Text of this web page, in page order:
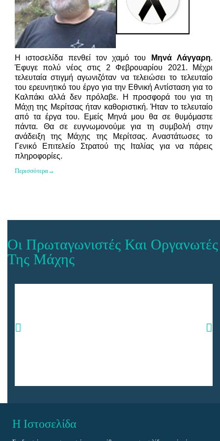
Η ιστοσελίδα πενθεί τον χαμό του Μηνά Λάγγαρη.
Έφυγε πολύ νέος στις 2 Φεβρουαρίου 2021. Μέχρι
τελευταία στιγμή αγωνιζόταν να τελειώσει το τελευταίο
του ερευνητικό του έργο για την Εθνική Αντίσταση για το
Καλπάκι αλλά δεν πρόλαβε. Η προσφορά του για τη
Μάχη της Μερίτσας ήταν καθοριστική. Ήταν το τελευταίο
από τα έργα του. Εμείς Μηνά μου θα σε θυμόμαστε
πάντα. Θα σε ευγνωμονούμε για τη συμβολή στην
ανάδειξη της Μάχης της Μερίτσας. Αναστάτωσες το
Γενικό Επιτελείο Στρατού της Ιταλίας για να πάρεις
πληροφορίες.
Περισσότερα→
Οι Πρωταγωνιστές Και Οργανωτές
Της Μάχης
Η Ιστοσελίδα